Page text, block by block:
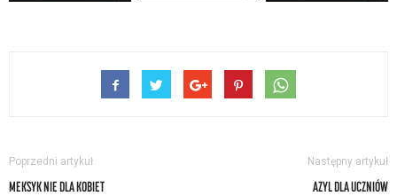
Poprzedni artykuł
MEKSYK NIE DLA KOBIET
Następny artykuł
AZYL DLA UCZNIÓW